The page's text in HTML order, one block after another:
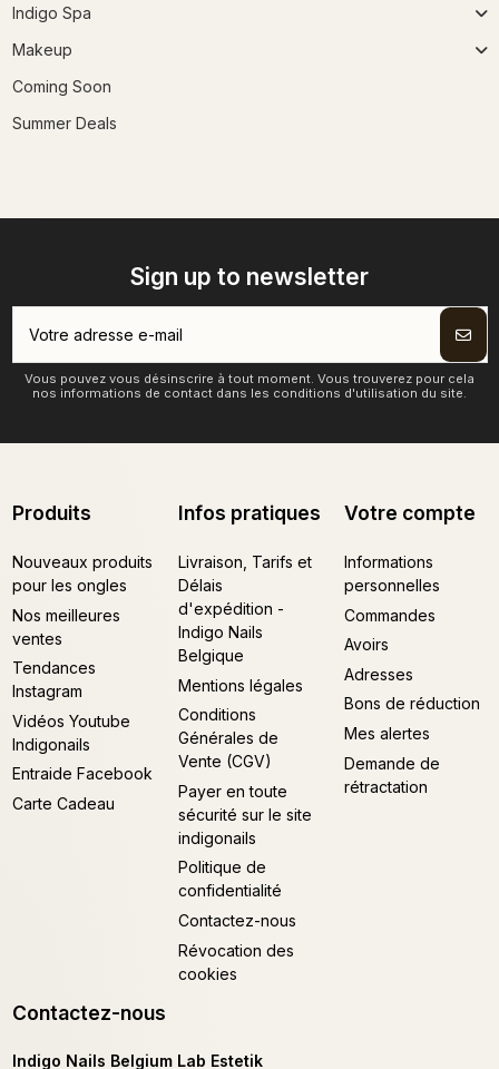
Indigo Spa
Makeup
Coming Soon
Summer Deals
Sign up to newsletter
Vous pouvez vous désinscrire à tout moment. Vous trouverez pour cela
nos informations de contact dans les conditions d'utilisation du site.
Produits
Nouveaux produits
pour les ongles
Nos meilleures
ventes
Tendances
Instagram
Vidéos Youtube
Indigonails
Entraide Facebook
Carte Cadeau
Infos pratiques
Livraison, Tarifs et
Délais
d'expédition -
Indigo Nails
Belgique
Mentions légales
Conditions
Générales de
Vente (CGV)
Payer en toute
sécurité sur le site
indigonails
Politique de
confidentialité
Contactez-nous
Révocation des
cookies
Votre compte
Informations
personnelles
Commandes
Avoirs
Adresses
Bons de réduction
Mes alertes
Demande de
rétractation
Contactez-nous
Indigo Nails Belgium Lab Estetik